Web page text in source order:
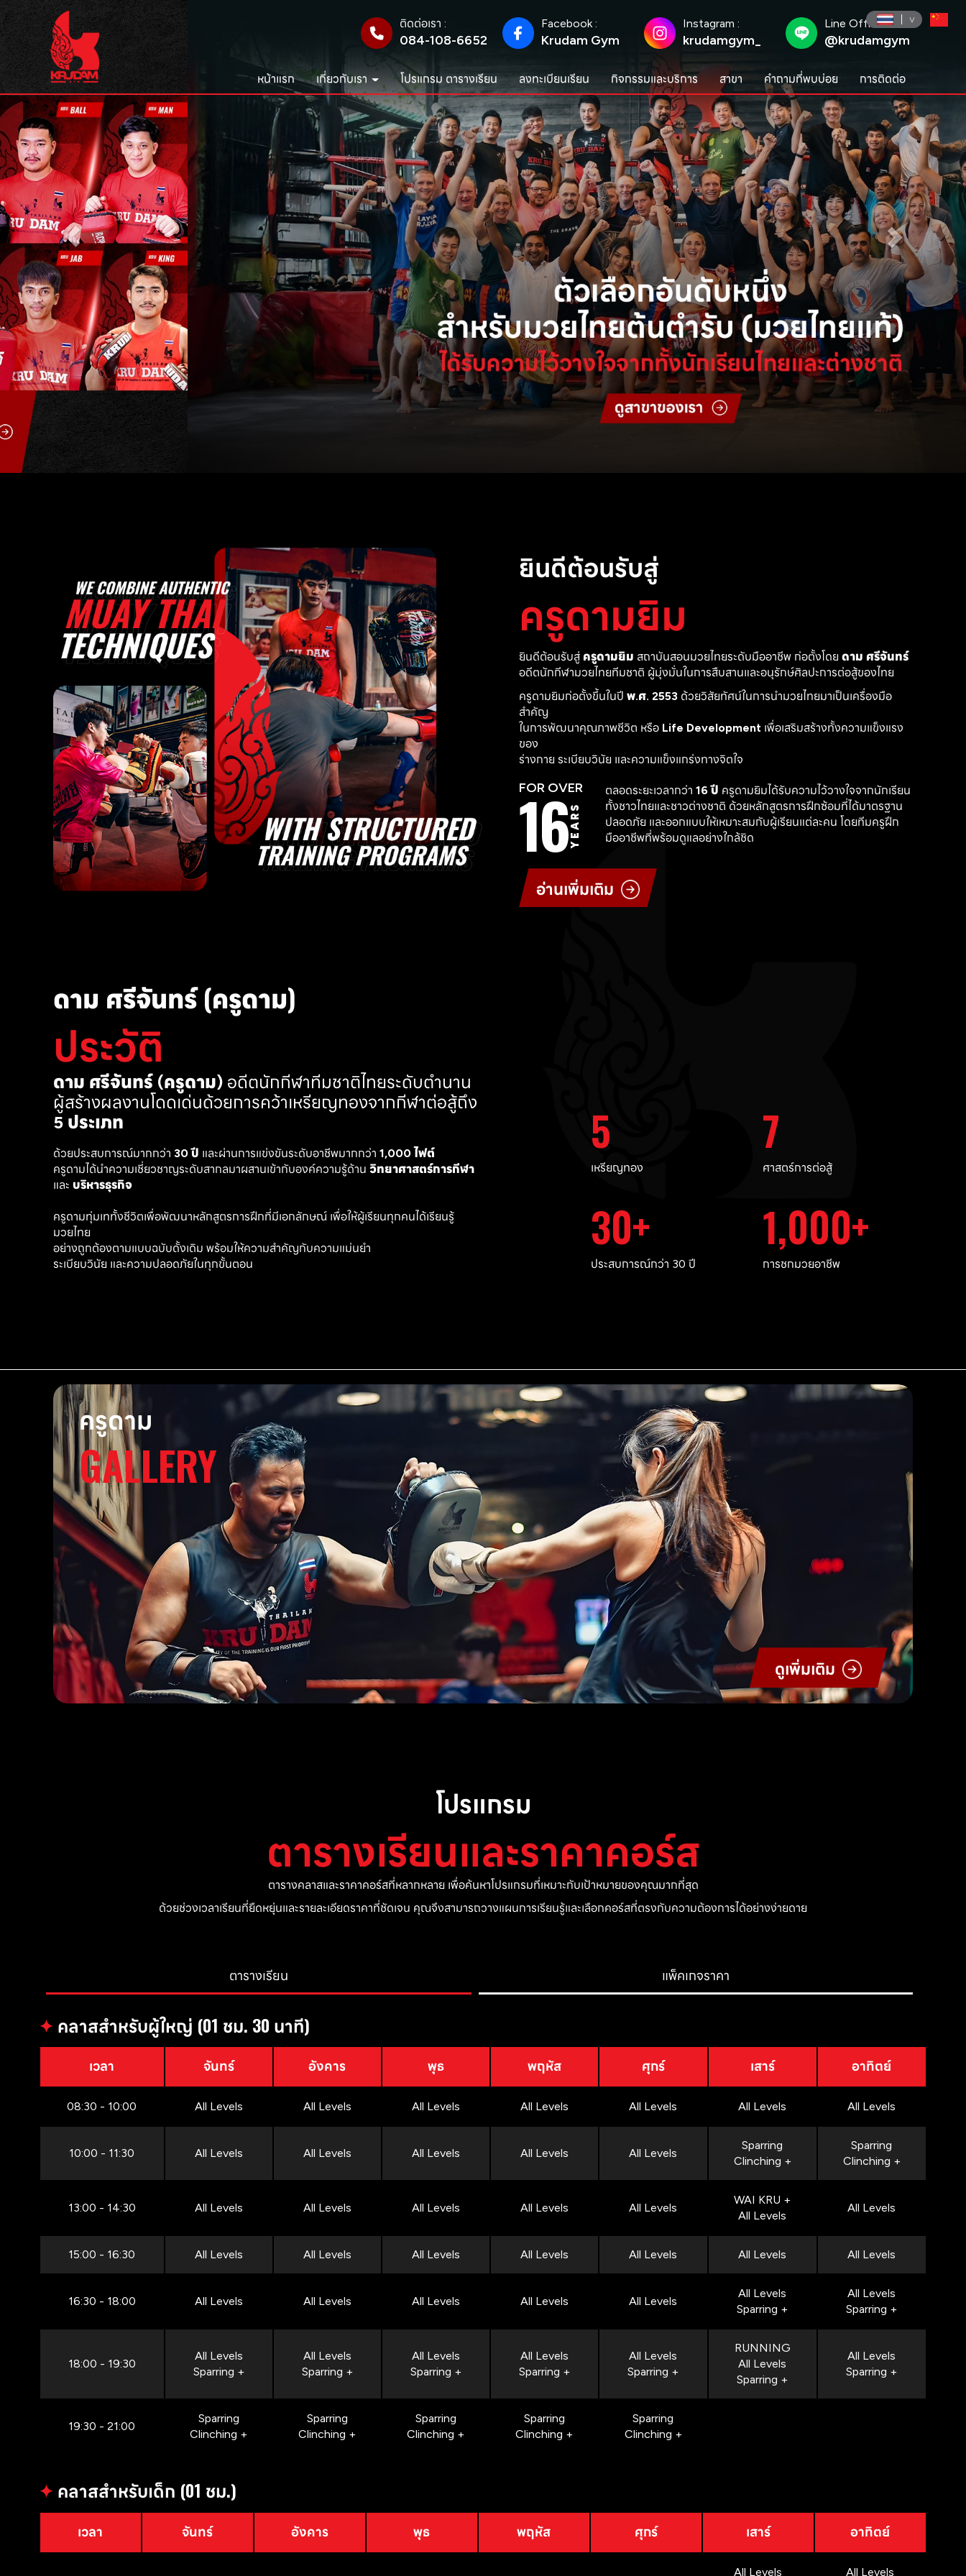
ติดต่อเรา :
084-108-6652
Facebook :
Krudam Gym
Instagram :
krudamgym_
Line Official :
@krudamgym
หน้าแรก เกี่ยวกับเรา โปรแกรม ตารางเรียน ลงทะเบียนเรียน กิจกรรมและบริการ สาขา คำถามที่พบบ่อย การติดต่อ
ยินดีต้อนรับสู่
ครูดามยิม
ยินดีต้อนรับสู่ ครูดามยิม สถาบันสอนมวยไทยระดับมืออาชีพ ก่อตั้งโดย ดาม ศรีจันทร์
อดีตนักกีฬามวยไทยทีมชาติ ผู้มุ่งมั่นในการสืบสานและอนุรักษ์ศิลปะการต่อสู้ของไทย
ครูดามยิมก่อตั้งขึ้นในปี พ.ศ. 2553 ด้วยวิสัยทัศน์ในการนำมวยไทยมาเป็นเครื่องมือ
สำคัญ
ในการพัฒนาคุณภาพชีวิต หรือ Life Development เพื่อเสริมสร้างทั้งความแข็งแรง
ของ
ร่างกาย ระเบียบวินัย และความแข็งแกร่งทางจิตใจ
FOR OVER
16YEARS
ตลอดระยะเวลากว่า 16 ปี ครูดามยิมได้รับความไว้วางใจจากนักเรียน
ทั้งชาวไทยและชาวต่างชาติ ด้วยหลักสูตรการฝึกซ้อมที่ได้มาตรฐาน
ปลอดภัย และออกแบบให้เหมาะสมกับผู้เรียนแต่ละคน โดยทีมครูฝึก
มืออาชีพที่พร้อมดูแลอย่างใกล้ชิด
อ่านเพิ่มเติม
ดาม ศรีจันทร์ (ครูดาม)
ประวัติ
ดาม ศรีจันทร์ (ครูดาม) อดีตนักกีฬาทีมชาติไทยระดับตำนาน
ผู้สร้างผลงานโดดเด่นด้วยการคว้าเหรียญทองจากกีฬาต่อสู้ถึง
5 ประเภท
ด้วยประสบการณ์มากกว่า 30 ปี และผ่านการแข่งขันระดับอาชีพมากกว่า 1,000 ไฟต์
ครูดามได้นำความเชี่ยวชาญระดับสากลมาผสานเข้ากับองค์ความรู้ด้าน วิทยาศาสตร์การกีฬา
และ บริหารธุรกิจ
ครูดามทุ่มเททั้งชีวิตเพื่อพัฒนาหลักสูตรการฝึกที่มีเอกลักษณ์ เพื่อให้ผู้เรียนทุกคนได้เรียนรู้
มวยไทย
อย่างถูกต้องตามแบบฉบับดั้งเดิม พร้อมให้ความสำคัญกับความแม่นยำ
ระเบียบวินัย และความปลอดภัยในทุกขั้นตอน
5
เหรียญทอง
7
ศาสตร์การต่อสู้
30
ประสบการณ์กว่า 30 ปี
1,000
การชกมวยอาชีพ
ครูดาม
GALLERY
ดูเพิ่มเติม
โปรแกรม
ตารางเรียนและราคาคอร์ส
ตารางคลาสและราคาคอร์สที่หลากหลาย เพื่อค้นหาโปรแกรมที่เหมาะกับเป้าหมายของคุณมากที่สุด
ด้วยช่วงเวลาเรียนที่ยืดหยุ่นและรายละเอียดราคาที่ชัดเจน คุณจึงสามารถวางแผนการเรียนรู้และเลือกคอร์สที่ตรงกับความต้องการได้อย่างง่ายดาย
ตารางเรียน แพ็คเกจราคา
✦คลาสสำหรับผู้ใหญ่ (01 ชม. 30 นาที)
เวลา จันทร์ อังคาร พุธ พฤหัส ศุกร์ เสาร์ อาทิตย์
08:30 - 10:00 All Levels All Levels All Levels All Levels All Levels All Levels All Levels
10:00 - 11:30 All Levels All Levels All Levels All Levels All Levels
Sparring
Clinching +
Sparring
Clinching +
13:00 - 14:30 All Levels All Levels All Levels All Levels All Levels
WAI KRU +
All Levels
All Levels
15:00 - 16:30 All Levels All Levels All Levels All Levels All Levels All Levels All Levels
16:30 - 18:00 All Levels All Levels All Levels All Levels All Levels
All Levels
Sparring +
All Levels
Sparring +
18:00 - 19:30
All Levels
Sparring +
All Levels
Sparring +
All Levels
Sparring +
All Levels
Sparring +
All Levels
Sparring +
RUNNING
All Levels
Sparring +
All Levels
Sparring +
19:30 - 21:00
Sparring
Clinching +
Sparring
Clinching +
Sparring
Clinching +
Sparring
Clinching +
Sparring
Clinching +
✦คลาสสำหรับเด็ก (01 ชม.)
เวลา จันทร์ อังคาร พุธ พฤหัส ศุกร์ เสาร์ อาทิตย์
All Levels All Levels